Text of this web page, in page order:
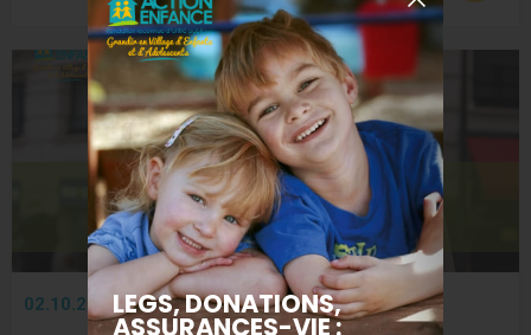
02.10.2025 VIDÉOS